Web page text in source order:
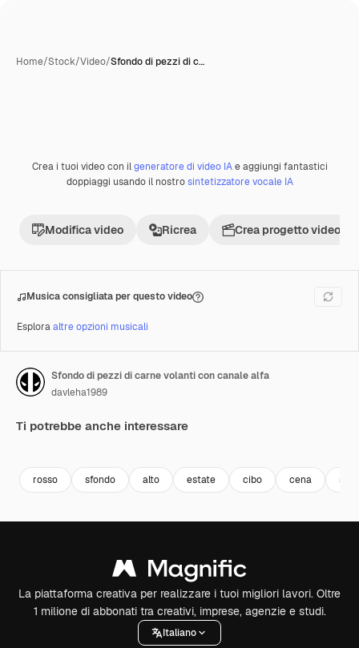
Home/Stock/Video/Sfondo di pezzi di c…
Premium
Crea i tuoi video con ilgeneratore di video IAe aggiungi fantastici
doppiaggi usando il nostrosintetizzatore vocale IA
Modifica video Ricrea Crea progetto video
Musica consigliata per questo video
Esploraaltre opzioni musicali
Sfondo di pezzi di carne volanti con canale alfa
davleha1989
Ti potrebbe anche interessare
rosso sfondo alto estate cibo cena
La piattaforma creativa per realizzare i tuoi migliori lavori. Oltre
1 milione di abbonati tra creativi, imprese, agenzie e studi.
Italiano